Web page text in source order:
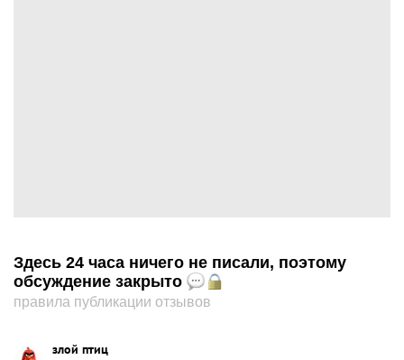
Здесь 24 часа ничего не писали, поэтому
обсуждение закрыто
правила публикации отзывов
злой птиц